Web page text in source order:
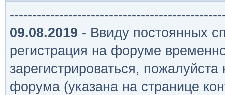
09.08.2019 - Ввиду постоянных
регистрация на форуме
зарегистрироваться,
форума (указана на странице